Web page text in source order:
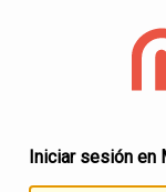
Iniciar sesión en